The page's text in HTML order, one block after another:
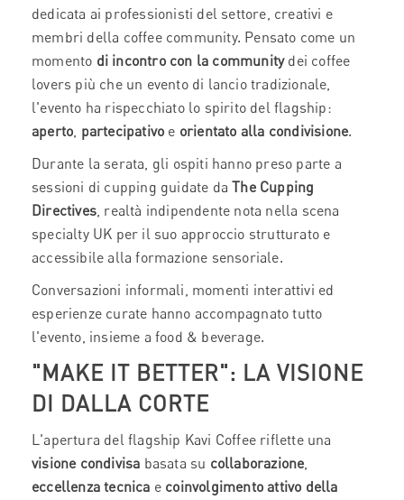
dedicata ai professionisti del settore, creativi e
membri della coffee community. Pensato come un
momento di incontro con la communitydei coffee
lovers più che un evento di lancio tradizionale,
l'evento ha rispecchiato lo spirito del flagship:
aperto, partecipativo e orientato alla condivisione.
Durante la serata, gli ospiti hanno preso parte a
sessioni di cupping guidate daThe Cupping
Directives, realtà indipendente nota nella scena
specialty UK per il suo approccio strutturato e
accessibile alla formazione sensoriale.
Conversazioni informali, momenti interattivi ed
esperienze curate hanno accompagnato tutto
l'evento, insieme a food & beverage.
"MAKE IT BETTER": LA VISIONE
DI DALLA CORTE
L'apertura del flagship Kavi Coffee riflette una
visione condivisa basata su collaborazione,
eccellenza tecnica e coinvolgimento attivo della